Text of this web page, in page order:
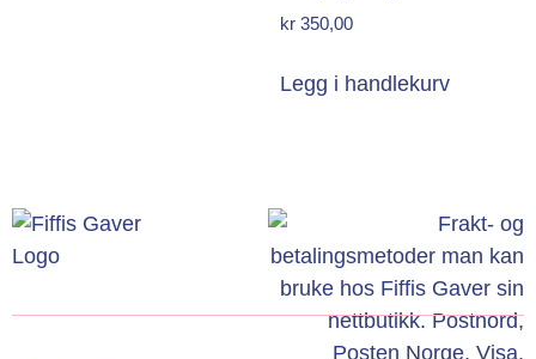
kr 350,00
Legg i handlekurv